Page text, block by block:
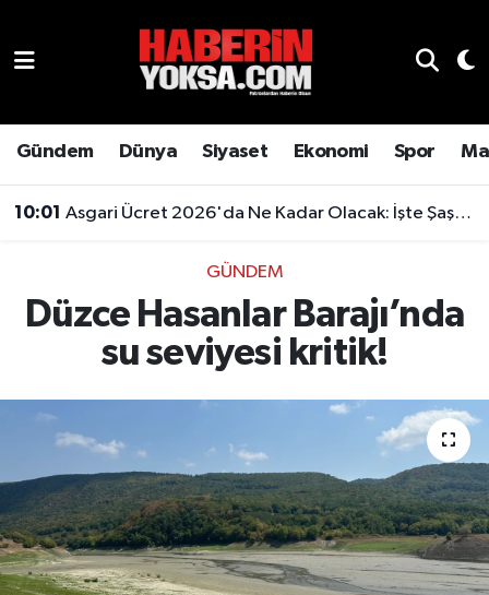
Gündem Dünya Siyaset Ekonomi Spor
10:01 Asgari Ücret 2026'da Ne Kadar Olacak: İşte Şaşırtan Rakam
GÜNDEM
Düzce Hasanlar Barajı’nda
su seviyesi kritik!
Genel
Gündem
Otomobil
Sağlık
Teknoloji
Hava Durumu
Son Dakika Haberleri
Haber Arşivi